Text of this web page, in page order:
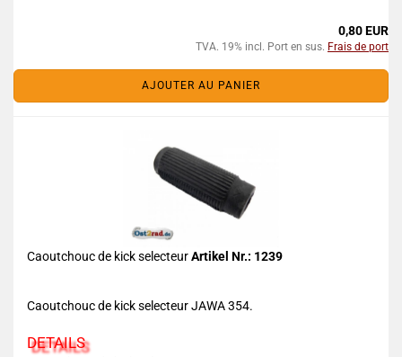
0,80 EUR
TVA. 19% incl. Port en sus. Frais de port
AJOUTER AU PANIER
Caoutchouc de kick selecteurArtikel Nr.: 1239
Caoutchouc de kick selecteur JAWA 354.
DETAILS